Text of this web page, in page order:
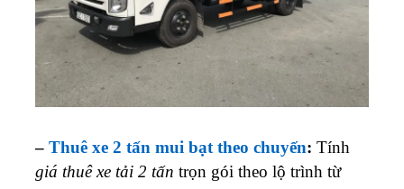
– Thuê xe 2 tấn mui bạt theo chuyến: Tính
giá thuê xe tải 2 tấn trọn gói theo lộ trình từ